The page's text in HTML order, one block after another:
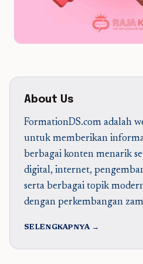
About Us
FormationDS.com adalah
untuk memberikan
berbagai konten menarik
digital, internet,
serta berbagai topik
dengan perkembangan
SELENGKAPNYA →